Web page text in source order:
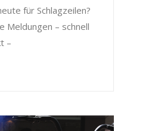
für Schlagzeilen?
Meldungen – schnell
–